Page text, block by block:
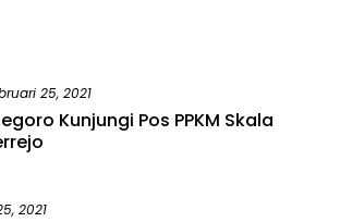
25, 2021
Kunjungi Pos PPKM Skala
2021